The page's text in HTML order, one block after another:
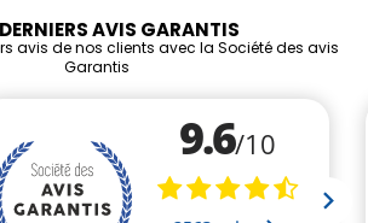
AVIS GARANTIS
avis de nos clients avec la Société des avis
Garantis